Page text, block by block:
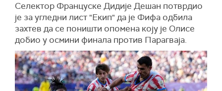
Селектор Француске Дидије Дешан потврдио
је за угледни лист "Екип" да је Фифа одбила
захтев да се поништи опомена коју је Олисе
добио у осмини финала против Парагваја.